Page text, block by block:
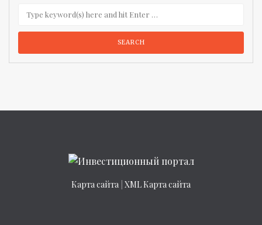
Карта сайта XML Карта сайта